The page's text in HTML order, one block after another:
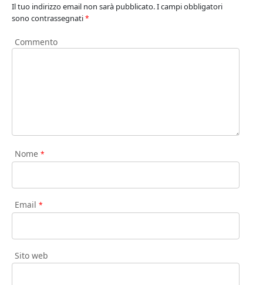
Il tuo indirizzo email non sarà pubblicato.I campi obbligatori
sono contrassegnati*
Commento
Nome *
Email *
Sito web